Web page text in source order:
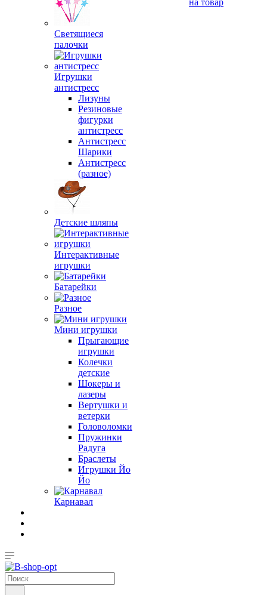
Светящиеся
палочки
Игрушки
антистресс
Лизуны
Резиновые
фигурки
антистресс
Антистресс
Шарики
Антистресс
(разное)
Детские шляпы
Интерактивные
игрушки
Батарейки
Разное
Мини игрушки
Прыгающие
игрушки
Колечки
детские
Шокеры и
лазеры
Вертушки и
ветерки
Головоломки
Пружинки
Радуга
Браслеты
Игрушки Йо
Йо
Карнавал
на товар